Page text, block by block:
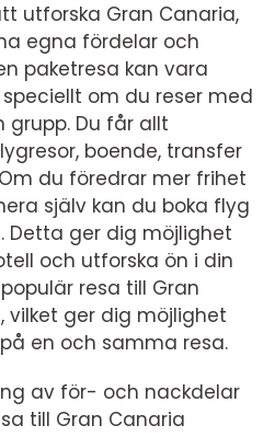
utforska Gran Canaria,
egna fördelar och
paketresa kan vara
om du reser med
grupp. Du får allt
boende, transfer
du föredrar mer frihet
själv kan du boka flyg
Detta ger dig möjlighet
och utforska ön i din
resa till Gran
vilket ger dig möjlighet
en och samma resa.
av för- och nackdelar
till Gran Canaria